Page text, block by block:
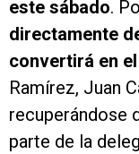
este sábado.
directamente
convertirá en el
Ramírez, Juan
recuperándose
parte de la